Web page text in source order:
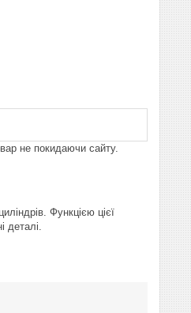
не покидаючи сайту.
Функцією цієї
деталі.